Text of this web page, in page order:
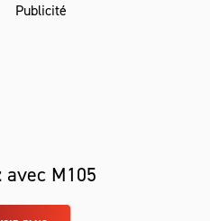
Publicité
avec M105